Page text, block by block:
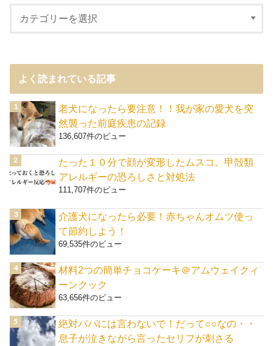
よく読まれている記事
老犬になったら要注意！！我が家の愛犬を突
然襲った前庭疾患の記録
136,607件のビュー
たった１０分で顔が変形したムスコ。甲殻類
アレルギーの恐ろしさと対処法
111,707件のビュー
介護犬になったら必要！赤ちゃんオムツ使っ
て節約しよう！
69,535件のビュー
材料2つの簡単チョコケーキ＠アムウェイクィ
ーンクック
63,656件のビュー
絶対パパには言わないで！だって○○なの・・
息子が泣きながら言ったセリフが刺さる